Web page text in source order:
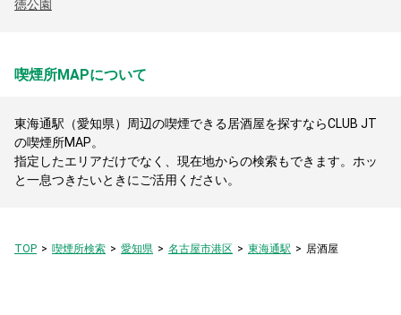
徳公園
喫煙所MAPについて
東海通駅（愛知県）周辺の喫煙できる居酒屋を探すならCLUB JT
の喫煙所MAP。
指定したエリアだけでなく、現在地からの検索もできます。ホッ
と一息つきたいときにご活用ください。
TOP 喫煙所検索 愛知県 名古屋市港区 東海通駅 居酒屋